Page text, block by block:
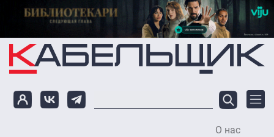
Перейти к основному содержанию
О нас